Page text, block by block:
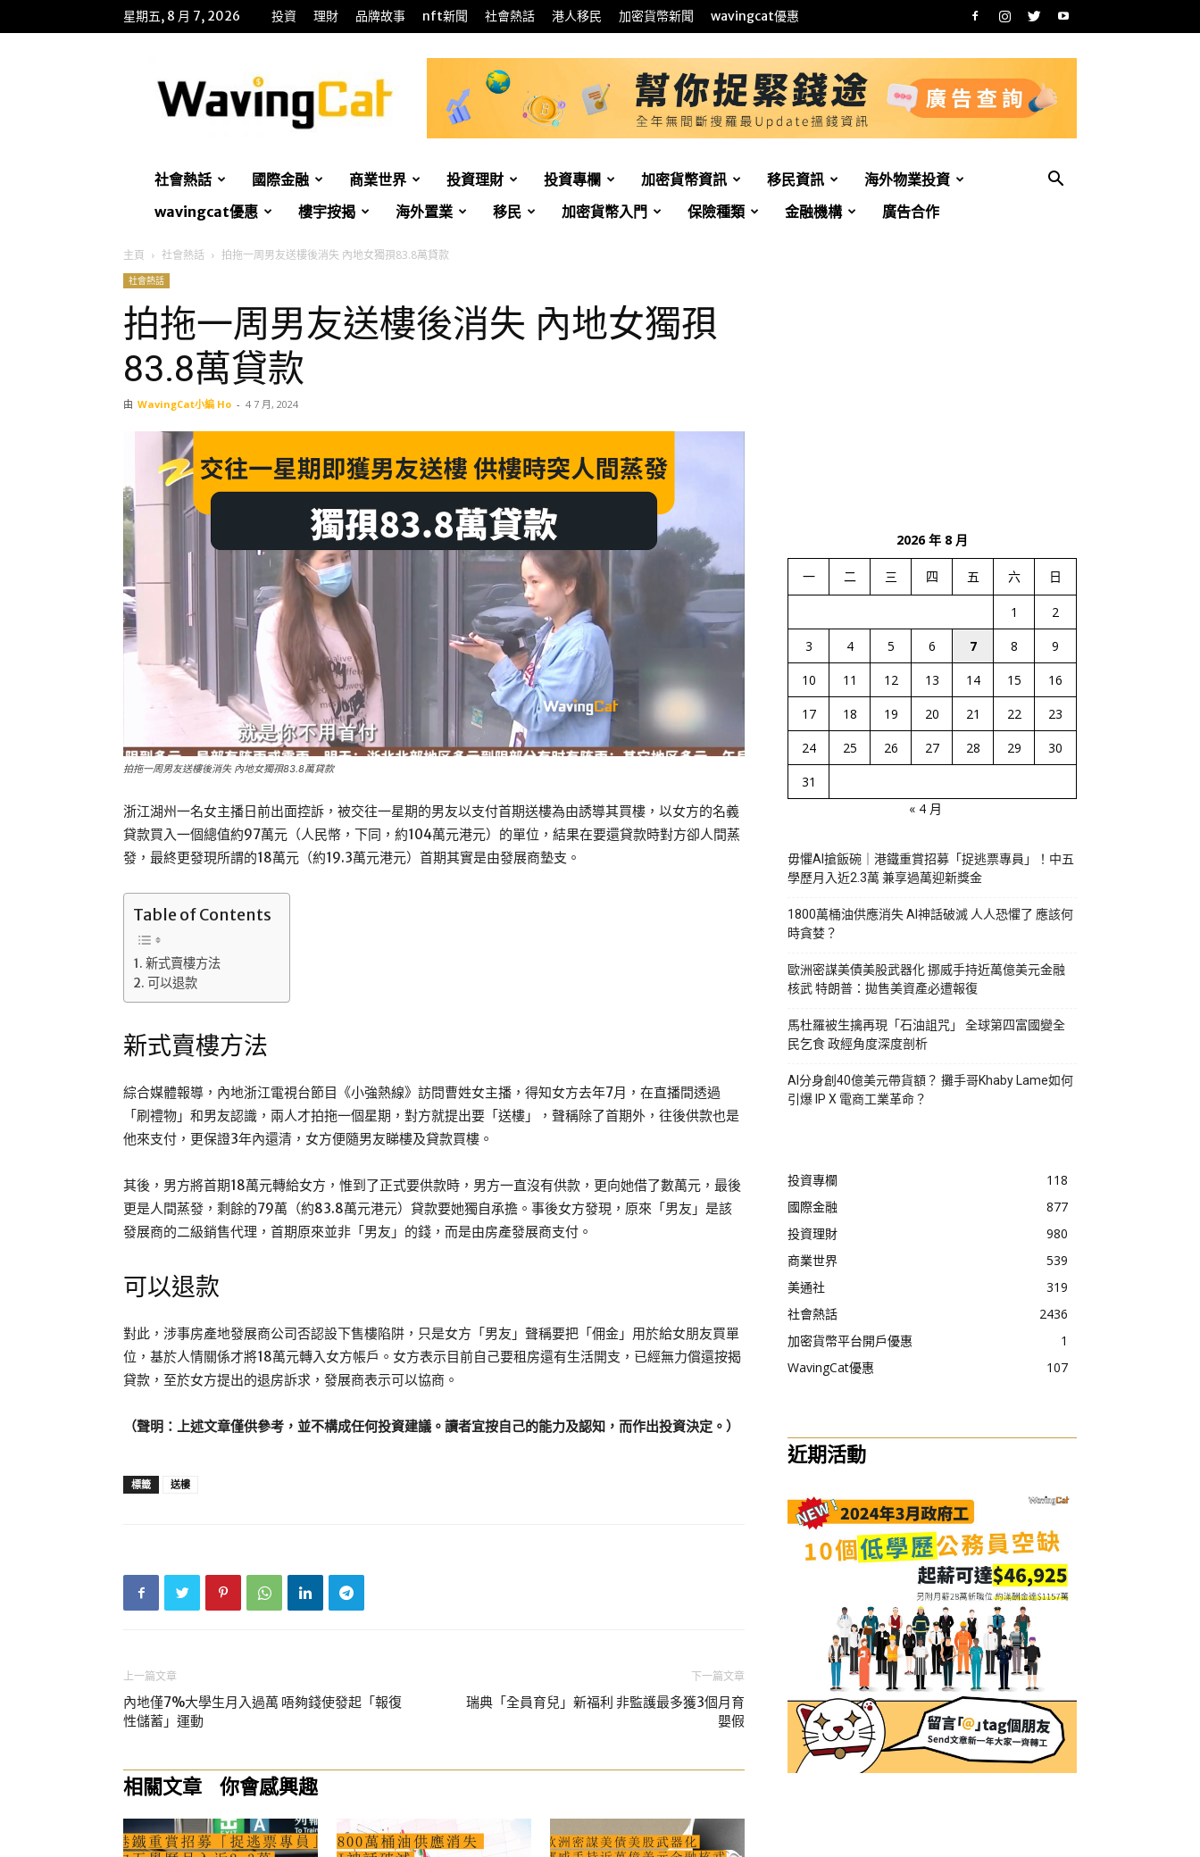
星期五, 8 月 7, 2026 投資 理財 品牌故事 nft新聞 社會熱話 港人移民 加密貨幣新聞 wavingcat優惠
招
財
貓
社會熱話 國際金融 商業世界 投資理財 投資專欄 加密貨幣資訊 移民資訊
海外物業投資
wavingcat優惠
樓宇按揭 海外置業 移民 加密貨幣入門 保險種類 金融機構 廣告合作
主頁 社會熱話 拍拖一周男友送樓後消失 內地女獨孭83.8萬貸款
社會熱話
拍拖一周男友送樓後消失 內地女獨孭
83.8萬貸款
由 WavingCat小編 Ho - 4 7 月, 2024
拍拖一周男友送樓後消失 內地女獨孭83.8萬貸款
浙江湖州一名女主播日前出面控訴，被交往一星期的男友以支付首期送樓為由誘導其買樓，以女方的名義
貸款買入一個總值約97萬元（人民幣，下同，約104萬元港元）的單位，結果在要還貸款時對方卻人間蒸
發，最終更發現所謂的18萬元（約19.3萬元港元）首期其實是由發展商墊支。
Table of Contents
新式賣樓方法
可以退款
新式賣樓方法
綜合媒體報導，內地浙江電視台節目《小強熱線》訪問曹姓女主播，得知女方去年7月，在直播間透過
「刷禮物」和男友認識，兩人才拍拖一個星期，對方就提出要「送樓」，聲稱除了首期外，往後供款也是
他來支付，更保證3年內還清，女方便隨男友睇樓及貸款買樓。
其後，男方將首期18萬元轉給女方，惟到了正式要供款時，男方一直沒有供款，更向她借了數萬元，最後
更是人間蒸發，剩餘的79萬（約83.8萬元港元）貸款要她獨自承擔。事後女方發現，原來「男友」是該
發展商的二級銷售代理，首期原來並非「男友」的錢，而是由房產發展商支付。
可以退款
對此，涉事房產地發展商公司否認設下售樓陷阱，只是女方「男友」聲稱要把「佣金」用於給女朋友買單
位，基於人情關係才將18萬元轉入女方帳戶。女方表示目前自己要租房還有生活開支，已經無力償還按揭
貸款，至於女方提出的退房訴求，發展商表示可以協商。
（聲明：上述文章僅供參考，並不構成任何投資建議。讀者宜按自己的能力及認知，而作出投資決定。）
標籤 送樓
上一篇文章
內地僅7%大學生月入過萬 唔夠錢使發起「報復
性儲蓄」運動
下一篇文章
瑞典「全員育兒」新福利 非監護最多獲3個月育
嬰假
相關文章 你會感興趣
2026 年 8 月
一 二 三 四 五 六 日
1
2
3
4 5 6 7 8
9
10
11 12 13 14 15
16
17
18 19 20 21 22
23
24
25 26 27 28 29
30
31
« 4 月
毋懼AI搶飯碗｜港鐵重賞招募「捉逃票專員」！中五
學歷月入近2.3萬 兼享過萬迎新獎金
1800萬桶油供應消失 AI神話破滅 人人恐懼了 應該何
時貪婪？
歐洲密謀美債美股武器化 挪威手持近萬億美元金融
核武 特朗普：拋售美資產必遭報復
馬杜羅被生擒再現「石油詛咒」 全球第四富國變全
民乞食 政經角度深度剖析
AI分身創40億美元帶貨額？ 攤手哥Khaby Lame如何
引爆 IP X 電商工業革命？
投資專欄
118
國際金融
877
投資理財
980
商業世界
539
美通社
319
社會熱話
2436
加密貨幣平台開戶優惠
1
WavingCat優惠
107
近期活動